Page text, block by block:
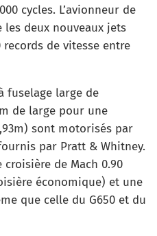
cycles. L’avionneur de
les deux nouveaux jets
de vitesse entre
fuselage large de
de large pour une
sont motorisés par
fournis par Pratt & Whitney.
de Mach 0.90
économique) et une
que celle du G650 et du